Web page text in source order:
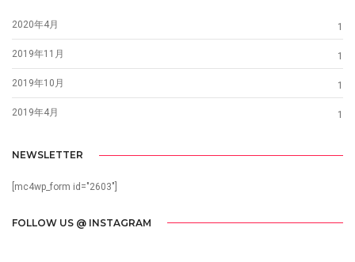
2020年4月 1
2019年11月 1
2019年10月 1
2019年4月 1
NEWSLETTER
[mc4wp_form id="2603"]
FOLLOW US @ INSTAGRAM